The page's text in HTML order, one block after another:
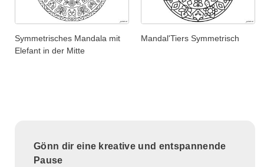
Symmetrisches Mandala mit
Elefant in der Mitte
Mandal'Tiers Symmetrisch
Gönn dir eine kreative und entspannende
Pause